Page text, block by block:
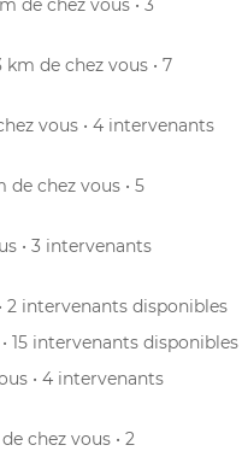
de chez vous • 3
km de chez vous • 7
vous • 4 intervenants
de chez vous • 5
• 3 intervenants
2 intervenants disponibles
15 intervenants disponibles
• 4 intervenants
de chez vous • 2